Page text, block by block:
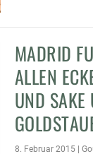
MADRID
ALLEN
UND SAKE
8. Februar 2015|